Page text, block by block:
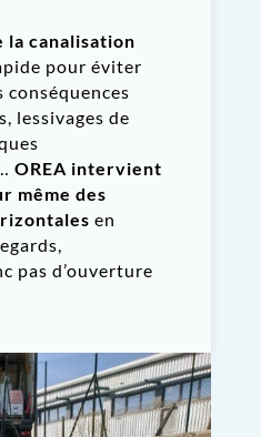
la canalisation
pour éviter
conséquences
lessivages de
OREA intervient
même des
en
pas d’ouverture